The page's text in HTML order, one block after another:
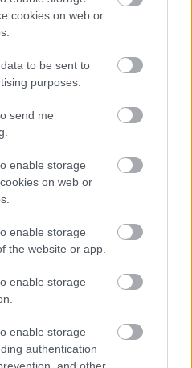
cookies on web or
to be sent to
purposes.
send me
enable storage
on web or
enable storage
the website or app.
enable storage
enable storage
authentication
zenekarról, akkor a ...
Tom Waits